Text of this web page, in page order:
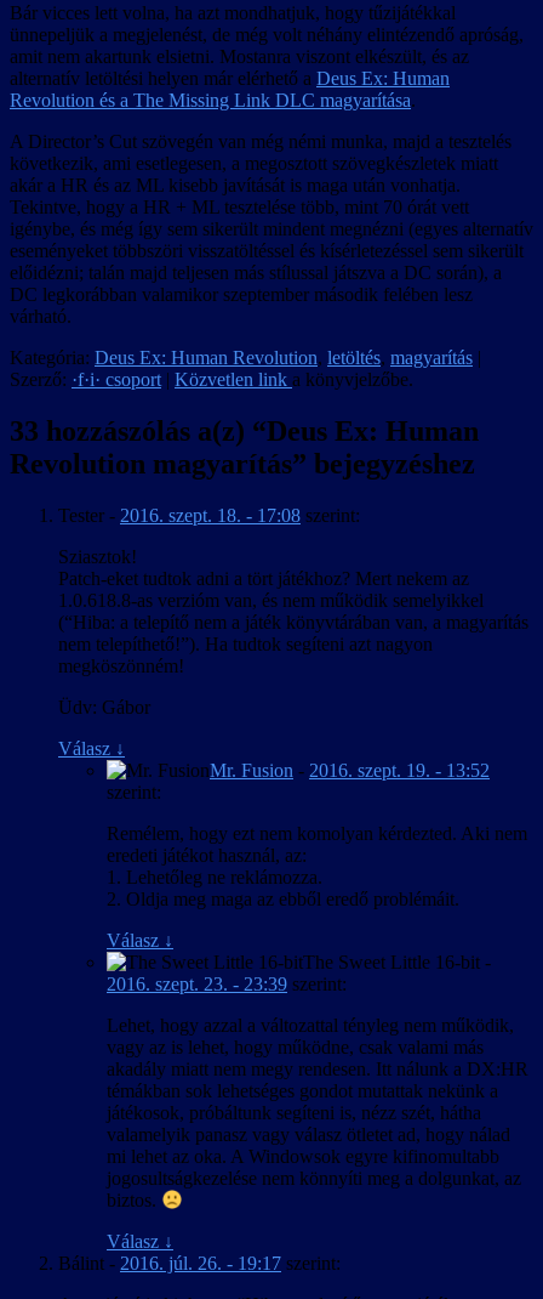
Bár vicces lett volna, ha azt mondhatjuk, hogy tűzijátékkal
ünnepeljük a megjelenést, de még volt néhány elintézendő apróság,
amit nem akartunk elsietni. Mostanra viszont elkészült, és az
alternatív letöltési helyen már elérhető a Deus Ex: Human
Revolution és a The Missing Link DLC magyarítása.
A Director’s Cut szövegén van még némi munka, majd a tesztelés
következik, ami esetlegesen, a megosztott szövegkészletek miatt
akár a HR és az ML kisebb javítását is maga után vonhatja.
Tekintve, hogy a HR + ML tesztelése több, mint 70 órát vett
igénybe, és még így sem sikerült mindent megnézni (egyes alternatív
eseményeket többszöri visszatöltéssel és kísérletezéssel sem sikerült
előidézni; talán majd teljesen más stílussal játszva a DC során), a
DC legkorábban valamikor szeptember második felében lesz
várható.
Kategória: Deus Ex: Human Revolution, letöltés, magyarítás |
Szerző: ·f·i· csoport | Közvetlen link a könyvjelzőbe.
33 hozzászólás a(z) “Deus Ex: Human
Revolution magyarítás” bejegyzéshez
Tester - 2016. szept. 18. - 17:08 szerint:
Sziasztok!
Patch-eket tudtok adni a tört játékhoz? Mert nekem az
1.0.618.8-as verzióm van, és nem működik semelyikkel
(“Hiba: a telepítő nem a játék könyvtárában van, a magyarítás
nem telepíthető!”). Ha tudtok segíteni azt nagyon
megköszönném!
Üdv: Gábor
Válasz ↓
Mr. Fusion - 2016. szept. 19. - 13:52
szerint:
Remélem, hogy ezt nem komolyan kérdezted. Aki nem
eredeti játékot használ, az:
1. Lehetőleg ne reklámozza.
2. Oldja meg maga az ebből eredő problémáit.
Válasz ↓
The Sweet Little 16-bit -
2016. szept. 23. - 23:39 szerint:
Lehet, hogy azzal a változattal tényleg nem működik,
vagy az is lehet, hogy működne, csak valami más
akadály miatt nem megy rendesen. Itt nálunk a DX:HR
témákban sok lehetséges gondot mutattak nekünk a
játékosok, próbáltunk segíteni is, nézz szét, hátha
valamelyik panasz vagy válasz ötletet ad, hogy nálad
mi lehet az oka. A Windowsok egyre kifinomultabb
jogosultságkezelése nem könnyíti meg a dolgunkat, az
biztos.
Válasz ↓
Bálint - 2016. júl. 26. - 19:17 szerint: